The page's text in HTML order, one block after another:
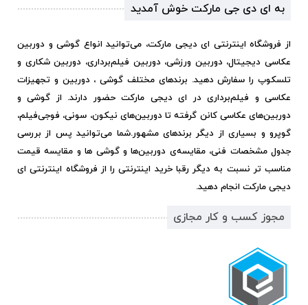
به ای دی جی مارکت خوش آمدید
از فروشگاه اینترنتی ای دیجی مارکت، می‌توانید انواع گوشی و دوربین
عکاسی دیجیتال، دوربین ورزشی، دوربین فیلم‌برداری، دوربین شکاری و
تلسکوپ را سفارش دهید. برندهای مختلف گوشی ، دوربین و تجهیزات
عکاسی و فیلم‌برداری در ای دیجی مارکت حضور دارند. از گوشی و
دوربین‌های عکاسی کانن گرفته تا دوربین‌های نیکون، سونی، فوجی‌فیلم،
گوپرو و بسیاری از دیگر برندهای مشهور.شما می‌توانید پس از بررسی
جدول مشخصات فنی، مقایسه‌ی دوربین‌ها و گوشی ها و مقایسه قیمت
مناسب تر نسبت به دیگر رقبا خرید اینترنتی را از فروشگاه اینترنتی ای
دیجی مارکت انجام دهید.
مجوز کسب و کار مجازی